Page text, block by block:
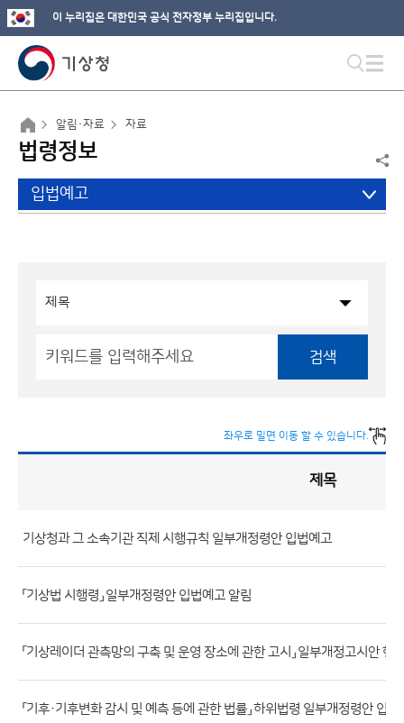
이 누리집은 대한민국 공식 전자정부 누리집입니다.
알림·자료 자료
법령정보
입법예고
검색
좌우로 밀면 이동 할 수 있습니다.
시
판
목
록
호,
등
록
부
제목
기상청과 그 소속기관 직제 시행규칙 일부개정령안 입법예고
「기상법 시행령」 일부개정령안 입법예고 알림
「기상레이더 관측망의 구축 및 운영 장소에 관한 고시」 일부개정고시안 행
「기후·기후변화 감시 및 예측 등에 관한 법률」 하위법령 일부개정령안 입